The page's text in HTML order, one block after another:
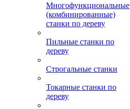
Многофункциональные
(комбинированные)
станки по дереву
Пильные станки по
дереву
Строгальные станки
Токарные станки по
дереву